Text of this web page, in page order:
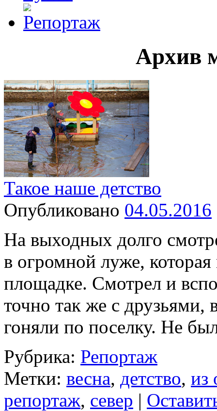
Архив
Такое наше детство
Опубликовано 04.05.2016
На выходных долго
в огромной луже, которая
площадке. Смотрел и
точно так же с друзьями,
гоняли по поселку. Не
Рубрика: Репортаж
Метки: весна, детство, из
репортаж, север |